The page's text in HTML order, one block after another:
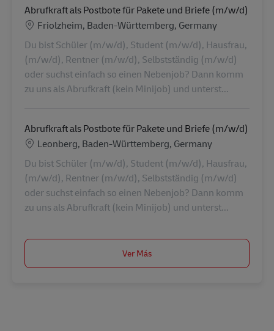
Abrufkraft als Postbote für Pakete und Briefe (m/w/d)
Ubicación
Friolzheim, Baden-Württemberg, Germany
Du bist Schüler (m/w/d), Student (m/w/d), Hausfrau,
(m/w/d), Rentner (m/w/d), Selbstständig (m/w/d)
oder suchst einfach so einen Nebenjob? Dann komm
zu uns als Abrufkraft (kein Minijob) und unterst...
Abrufkraft als Postbote für Pakete und Briefe (m/w/d)
Ubicación
Leonberg, Baden-Württemberg, Germany
Du bist Schüler (m/w/d), Student (m/w/d), Hausfrau,
(m/w/d), Rentner (m/w/d), Selbstständig (m/w/d)
oder suchst einfach so einen Nebenjob? Dann komm
zu uns als Abrufkraft (kein Minijob) und unterst...
Ver Más